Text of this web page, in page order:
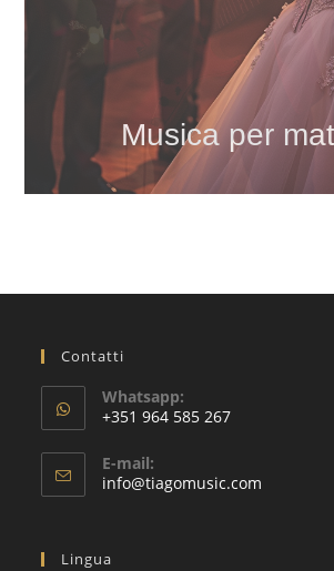
Musica per
Contatti
Whatsapp:
+351 964 585 267
apre
nell'applicazione
E-mail:
info@tiagomusic.com
Lingua